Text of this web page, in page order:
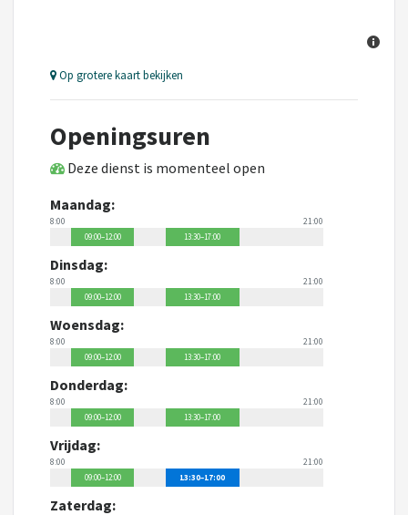
Op grotere kaart bekijken
Openingsuren
Deze dienst is momenteel open
Maandag:
8:00 21:00
09:00–12:00 13:30–17:00
Dinsdag:
8:00 21:00
09:00–12:00 13:30–17:00
Woensdag:
8:00 21:00
09:00–12:00 13:30–17:00
Donderdag:
8:00 21:00
09:00–12:00 13:30–17:00
Vrijdag:
8:00 21:00
09:00–12:00 13:30–17:00
Zaterdag: